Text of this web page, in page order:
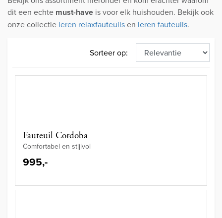
dit een echte must-have is voor elk huishouden. Bekijk ook
onze collectie leren relaxfauteuilsen leren fauteuils.
Sorteer op:
Fauteuil Cordoba
Comfortabel en stijlvol
995,-